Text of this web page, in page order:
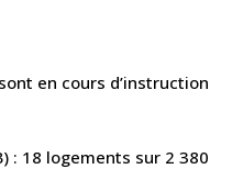
en cours d’instruction
: 18 logements sur 2 380